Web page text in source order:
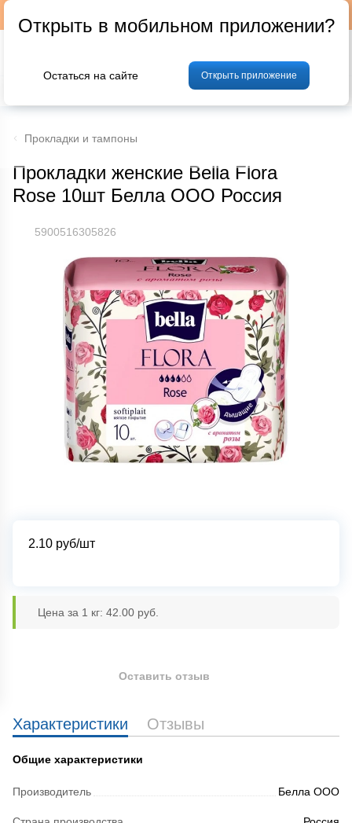
Фрукты и овощи Мясо Птица
Прокладки и тампоны
Прокладки женские Bella Flora
Rose 10шт Белла ООО Россия
5900516305826
2.10 руб/шт
Цена за 1 кг: 42.00 руб.
Характеристики Отзывы
Общие характеристики
Производитель Белла ООО
Оставить отзыв
Открыть в мобильном приложении?
Остаться на сайте Открыть приложение